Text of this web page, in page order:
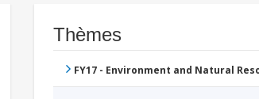
Thèmes
FY17 - Environment and Natural